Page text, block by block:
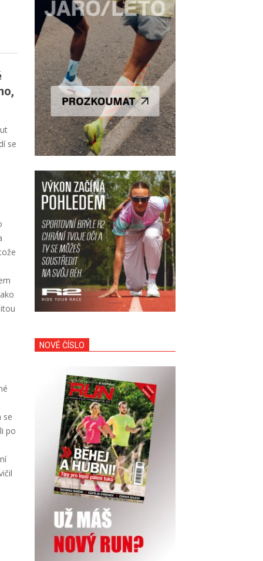
se
se
po
NOVÉ ČÍSLO